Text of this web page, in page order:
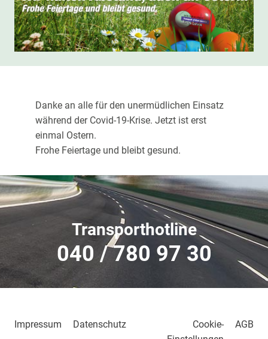
Danke an alle für den unermüdlichen Einsatz
während der Covid-19-Krise. Jetzt ist erst
einmal Ostern.
Frohe Feiertage und bleibt gesund.
Transporthotline
040 / 780 97 30
Impressum Datenschutz
Cookie-
AGB